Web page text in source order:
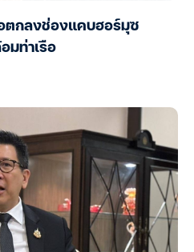
ตกลงช่องแคบฮอร์มุซ
มท่าเรือ